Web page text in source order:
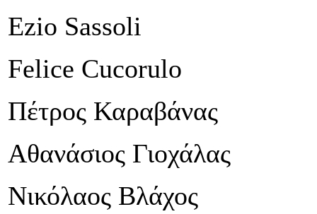
Ezio Sassoli
Felice Cucorulo
Πέτρος Καραβάνας
Αθανάσιος Γιοχάλας
Νικόλαος Βλάχος